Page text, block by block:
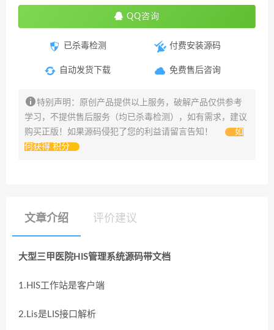
QQ咨询
已杀毒检测
自动发货下载
付费安装源码
免费售后咨询
特别声明：原创产品提供以上服务，破解产品仅供参考
学习，不提供售后服务（均已杀毒检测），如有需求，建议
购买正版！如果源码侵犯了您的利益请留言告知！
如
何获得 积分
文章介绍 评价建议
大型三甲医院HIS管理系统源码带文档
1.HIS工作站是客户端
2.Lis是LIS接口解析